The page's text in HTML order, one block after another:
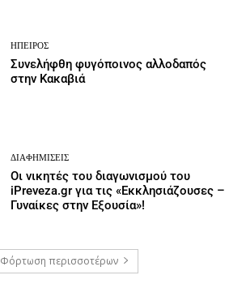
ΉΠΕΙΡΟΣ
Συνελήφθη φυγόποινος αλλοδαπός
στην Κακαβιά
ΔΙΑΦΗΜΊΣΕΙΣ
Οι νικητές του διαγωνισμού του
iPreveza.gr για τις «Εκκλησιάζουσες –
Γυναίκες στην Εξουσία»!
Φόρτωση περισσοτέρων